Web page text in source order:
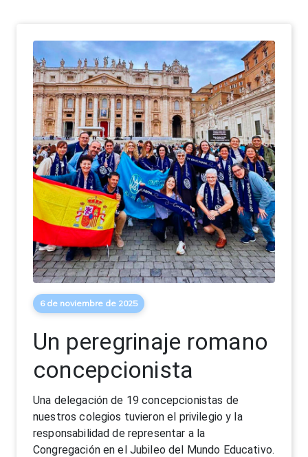
6 de noviembre de 2025
Un peregrinaje romano
concepcionista
Una delegación de 19 concepcionistas de
nuestros colegios tuvieron el privilegio y la
responsabilidad de representar a la
Congregación en el Jubileo del Mundo Educativo.